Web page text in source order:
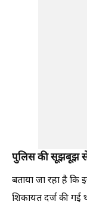
पुलिस की सूझबूझ
बताया जा रहा है
शिकायत दर्ज की